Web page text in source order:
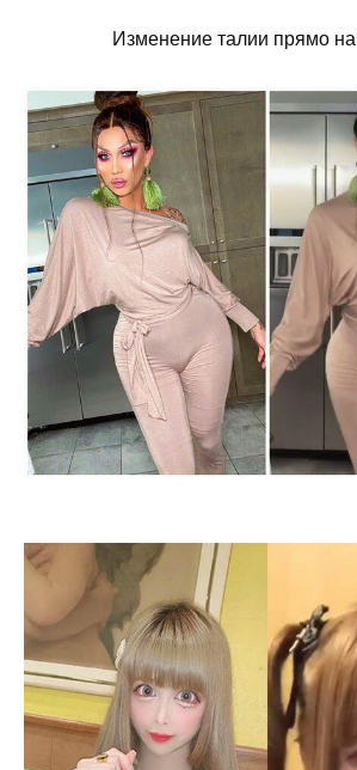
Изменение талии прямо на